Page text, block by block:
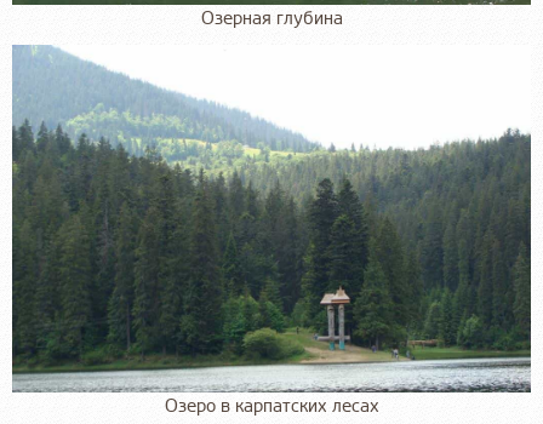
Озерная глубина
Озеро в карпатских лесах